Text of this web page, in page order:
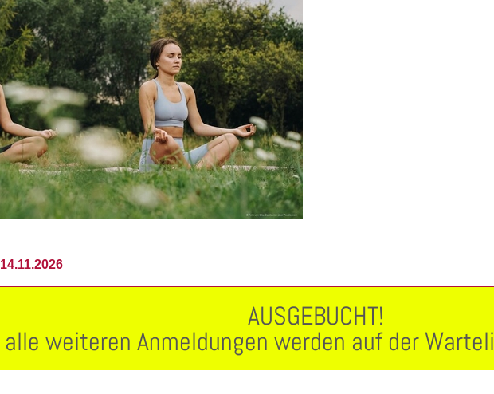
14.11.2026
AUSGEBUCHT!
alle weiteren Anmeldungen werden auf der